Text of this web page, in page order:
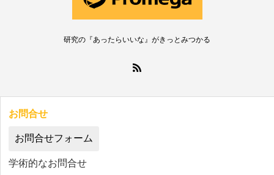
研究の『あったらいいな』がきっとみつかる
お問合せ
お問合せフォーム
学術的なお問合せ